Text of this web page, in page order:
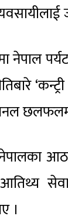
नेपाल
आठ
।